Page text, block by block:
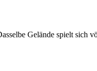
Gelände spielt sich